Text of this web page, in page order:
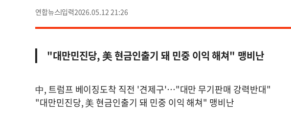
연합뉴스 2026.05.12 21:26
"대만민진당, 美 현금인출기 돼 민중 이익 해쳐" 맹비난
中, 트럼프 베이징도착 직전 '견제구'…"대만 무기판매 강력반대"
"대만민진당, 美 현금인출기 돼 민중 이익 해쳐" 맹비난